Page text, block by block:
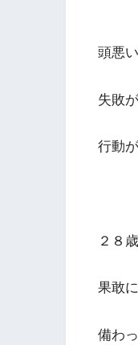
頭悪
失敗
行動
２８
果敢
備わ